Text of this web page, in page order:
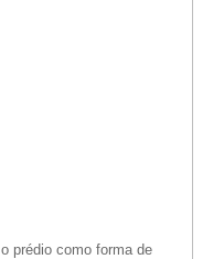
prédio como forma de